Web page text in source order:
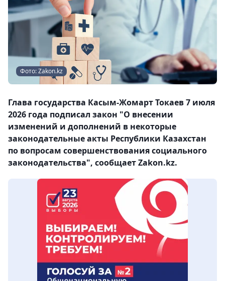
Фото: Zakon.kz
Глава государства Касым-Жомарт Токаев 7 июля
2026 года подписал закон "О внесении
изменений и дополнений в некоторые
законодательные акты Республики Казахстан
по вопросам совершенствования социального
законодательства", сообщает Zakon.kz.